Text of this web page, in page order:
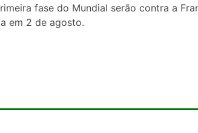
fase do Mundial serão contra a
em 2 de agosto.